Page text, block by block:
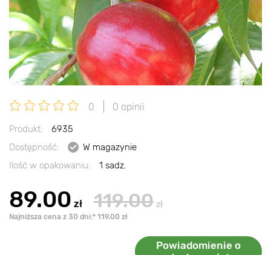
0 0 opinii
Produkt:
6935
Dostępność:
W magazynie
Ilość w opakowaniu:
1 sadz.
89.00 zł 119.00 zł
Najniższa cena z 30 dni:* 119.00 zł
Powiadomienie o